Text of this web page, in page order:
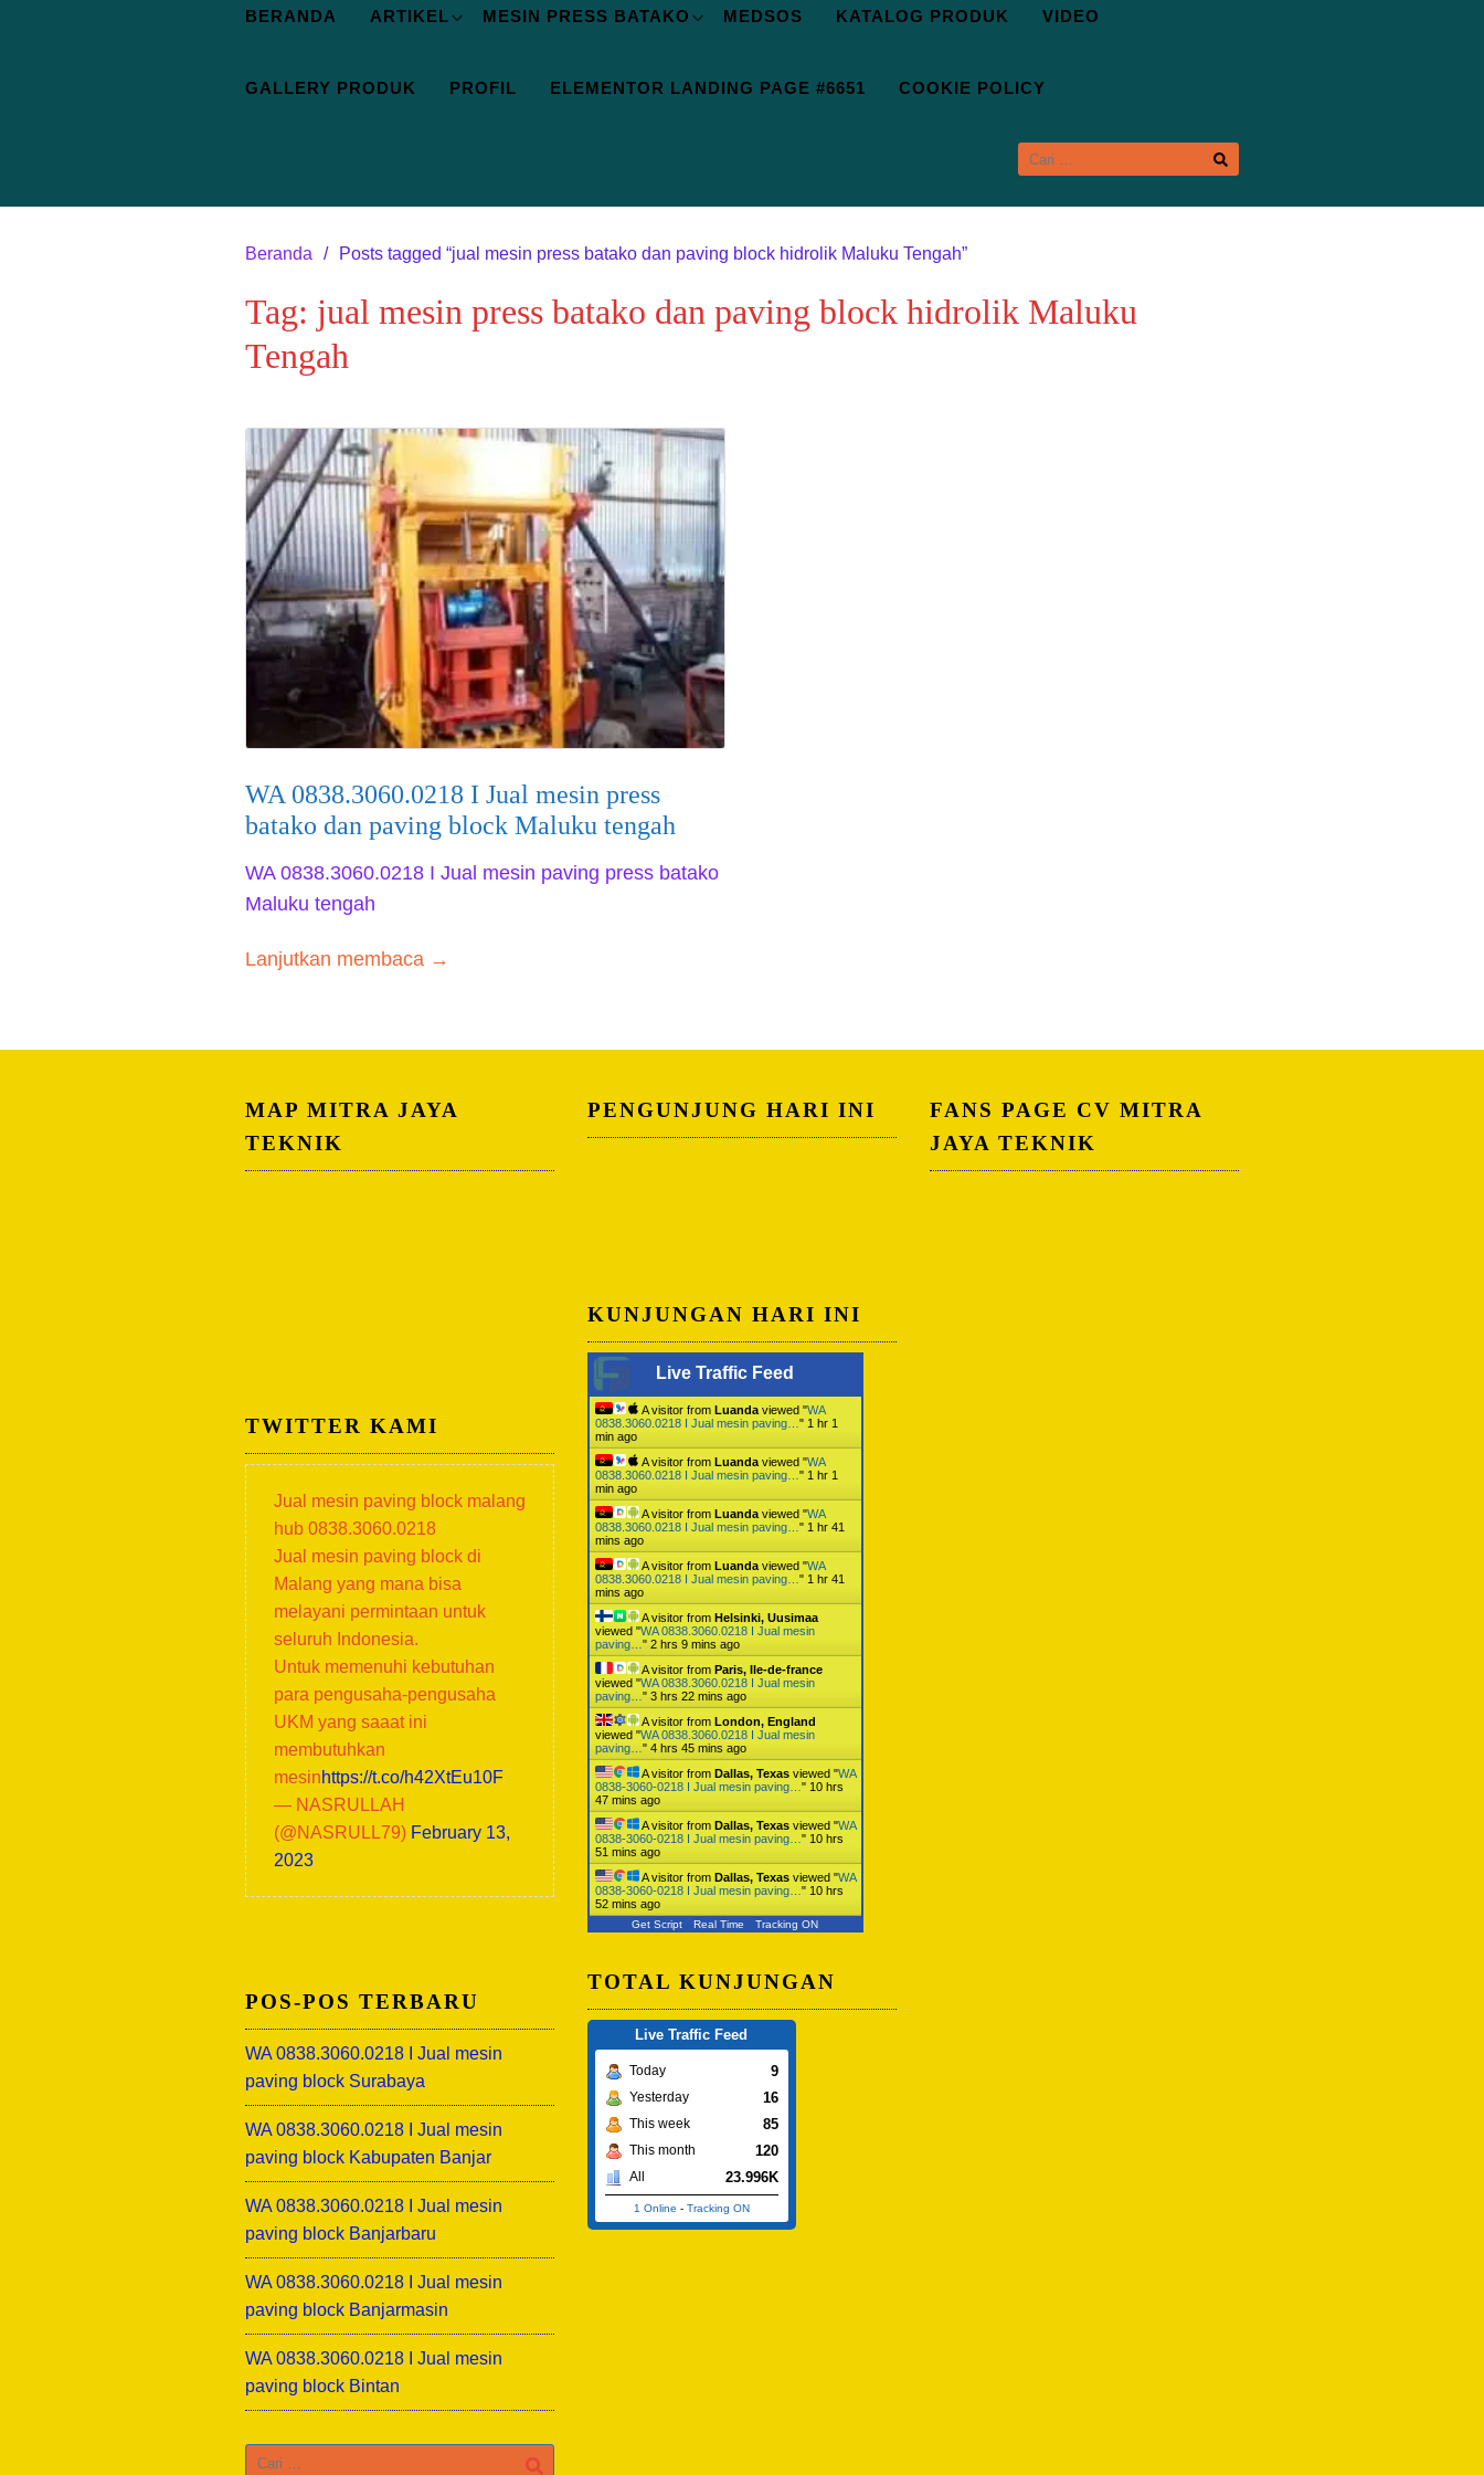
BERANDA ARTIKEL MESIN PRESS BATAKO MEDSOS KATALOG PRODUK VIDEO
GALLERY PRODUK PROFIL ELEMENTOR LANDING PAGE #6651 COOKIE POLICY
CARI
UNTUK:
Beranda Posts tagged “jual mesin press batako dan paving block hidrolik Maluku Tengah”
Tag: jual mesin press batako dan paving block hidrolik Maluku
Tengah
WA 0838.3060.0218 I Jual mesin press
batako dan paving block Maluku tengah
WA 0838.3060.0218 I Jual mesin paving press batako
Maluku tengah
Lanjutkan membaca →
MAP MITRA JAYA
TEKNIK
TWITTER KAMI
Jual mesin paving block malang
hub 0838.3060.0218
Jual mesin paving block di
Malang yang mana bisa
melayani permintaan untuk
seluruh Indonesia.
Untuk memenuhi kebutuhan
para pengusaha-pengusaha
UKM yang saaat ini
membutuhkan
mesinhttps://t.co/h42XtEu10F
— NASRULLAH
(@NASRULL79) February 13,
2023
POS-POS TERBARU
WA 0838.3060.0218 I Jual mesin
paving block Surabaya
WA 0838.3060.0218 I Jual mesin
paving block Kabupaten Banjar
WA 0838.3060.0218 I Jual mesin
paving block Banjarbaru
WA 0838.3060.0218 I Jual mesin
paving block Banjarmasin
WA 0838.3060.0218 I Jual mesin
paving block Bintan
Cari
PENGUNJUNG HARI INI
KUNJUNGAN HARI INI
Live Traffic Feed
A visitor from Luandaviewed "WA
0838.3060.0218 I Jual mesin paving… " 1 hr 1
min ago
A visitor from Luandaviewed "WA
0838.3060.0218 I Jual mesin paving… " 1 hr 1
min ago
A visitor from Luandaviewed "WA
0838.3060.0218 I Jual mesin paving… " 1 hr 41
mins ago
A visitor from Luandaviewed "WA
0838.3060.0218 I Jual mesin paving… " 1 hr 41
mins ago
A visitor from Helsinki, Uusimaa
viewed "WA 0838.3060.0218 I Jual mesin
paving… " 2 hrs 9 mins ago
A visitor from Paris, Ile-de-france
viewed "WA 0838.3060.0218 I Jual mesin
paving… " 3 hrs 22 mins ago
A visitor from London, England
viewed "WA 0838.3060.0218 I Jual mesin
paving… " 4 hrs 45 mins ago
A visitor from Dallas, Texasviewed "WA
0838-3060-0218 I Jual mesin paving… " 10 hrs
47 mins ago
A visitor from Dallas, Texasviewed "WA
0838-3060-0218 I Jual mesin paving… " 10 hrs
51 mins ago
A visitor from Dallas, Texasviewed "WA
0838-3060-0218 I Jual mesin paving… " 10 hrs
52 mins ago
Get Script Real Time Tracking ON
TOTAL KUNJUNGAN
Live Traffic Feed
Today 9
Yesterday 16
This week 85
This month 120
All 23.996K
1 Online - Tracking ON
FANS PAGE CV MITRA
JAYA TEKNIK